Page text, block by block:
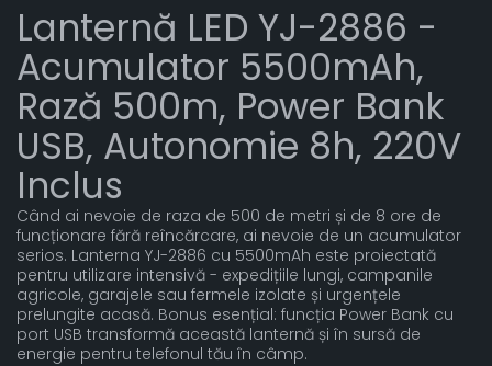
Lanternă LED YJ-2886 -
Acumulator 5500mAh,
Rază 500m, Power Bank
USB, Autonomie 8h, 220V
Inclus
Când ai nevoie de raza de 500 de metri și de 8 ore de
funcționare fără reîncărcare, ai nevoie de un acumulator
serios. Lanterna YJ-2886 cu 5500mAh este proiectată
pentru utilizare intensivă - expedițiile lungi, campanile
agricole, garajele sau fermele izolate și urgențele
prelungite acasă. Bonus esențial: funcția Power Bank cu
port USB transformă această lanternă și în sursă de
energie pentru telefonul tău în câmp.